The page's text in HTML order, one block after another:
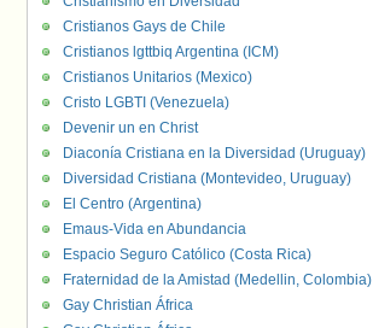
Cristianos Gays de Chile
Cristianos lgttbiq Argentina (ICM)
Cristianos Unitarios (Mexico)
Cristo LGBTI (Venezuela)
Devenir un en Christ
Diaconía Cristiana en la Diversidad (Uruguay)
Diversidad Cristiana (Montevideo, Uruguay)
El Centro (Argentina)
Emaus-Vida en Abundancia
Espacio Seguro Católico (Costa Rica)
Fraternidad de la Amistad (Medellin, Colombia)
Gay Christian África